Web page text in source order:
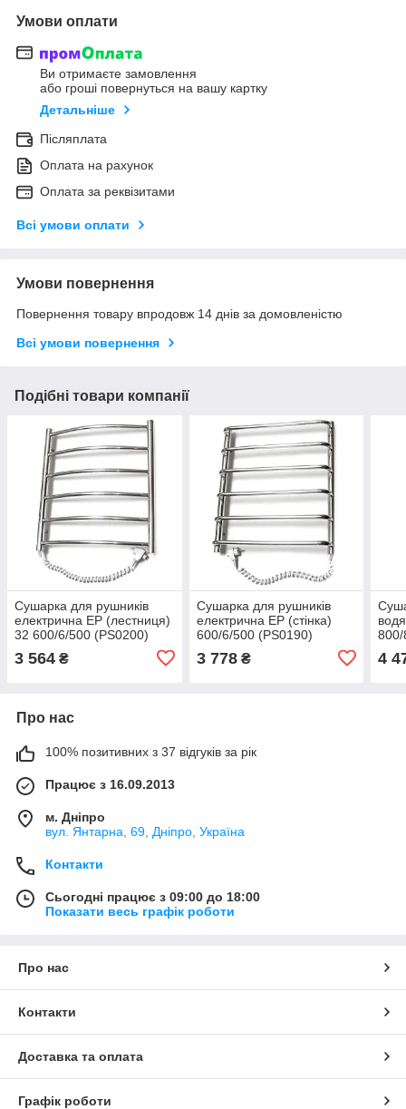
Умови оплати
Ви отримаєте замовлення
або гроші повернуться на вашу картку
Детальніше
Післяплата
Оплата на рахунок
Оплата за реквізитами
Всі умови оплати
Умови повернення
Повернення товару впродовж 14 днів за домовленістю
Всі умови повернення
Подібні товари компанії
Сушарка для рушників
електрична EP (лестниця)
32 600/6/500 (PS0200)
3 564 ₴
Сушарка для рушників
електрична EP (стінка)
600/6/500 (PS0190)
3 778₴
800/
4
Про нас
100% позитивних з 37 відгуків за рік
Працює з 16.09.2013
м. Дніпро
вул. Янтарна, 69, Дніпро, Україна
Контакти
Сьогодні працює з 09:00 до 18:00
Показати весь графік роботи
Про нас
Контакти
Доставка та оплата
Графік роботи